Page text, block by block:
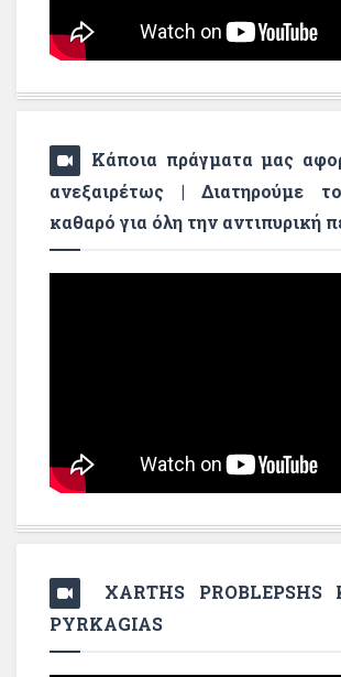
Κάποια πράγματα μας
ανεξαιρέτως | Διατηρούμε
καθαρό για όλη την αντιπυρική
XARTHS PROBLEPSHS
PYRKAGIAS